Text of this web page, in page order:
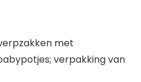
met
verpakking van